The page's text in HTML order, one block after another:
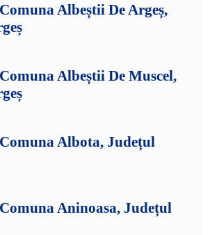
Albeștii De Argeș,
Albeștii De Muscel,
Albota, Județul
Aninoasa, Județul